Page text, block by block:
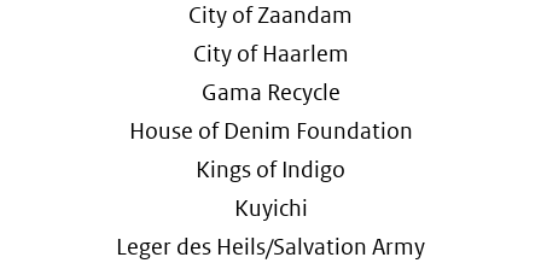
City of Zaandam
City of Haarlem
Gama Recycle
House of Denim Foundation
Kings of Indigo
Kuyichi
Leger des Heils/Salvation Army